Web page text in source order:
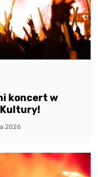
koncert w
2026